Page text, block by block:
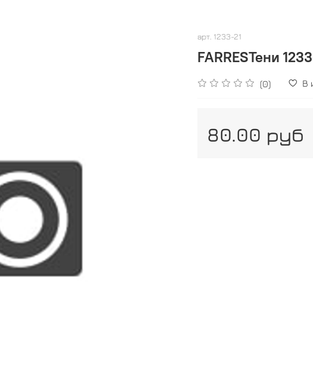
арт. 1233-21
FARRESТени
(0) В
80.00 руб